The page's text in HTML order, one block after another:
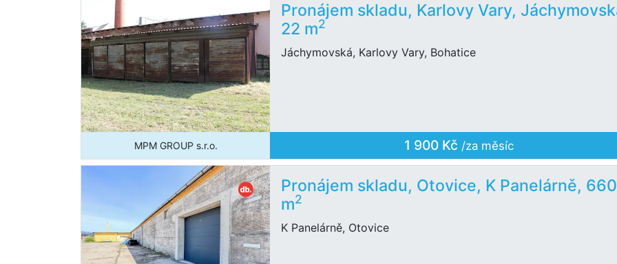
Pronájem skladu, Karlovy Vary,
22 m2
Jáchymovská, Karlovy Vary, Bohatice
MPM GROUP s.r.o. 1 900 Kč /za měsíc
Pronájem skladu, Otovice, K Panelárně, 660
m2
K Panelárně, Otovice